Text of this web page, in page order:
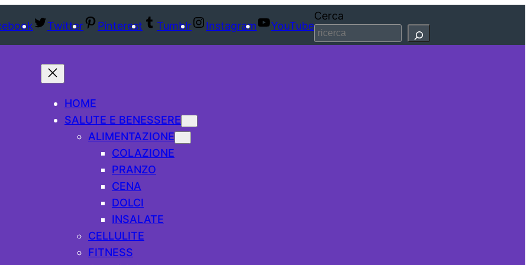
Twitter Pinterest Tumblr Instagram YouTube
Cerca
HOME
SALUTE E BENESSERE
ALIMENTAZIONE
COLAZIONE
PRANZO
CENA
DOLCI
INSALATE
CELLULITE
FITNESS